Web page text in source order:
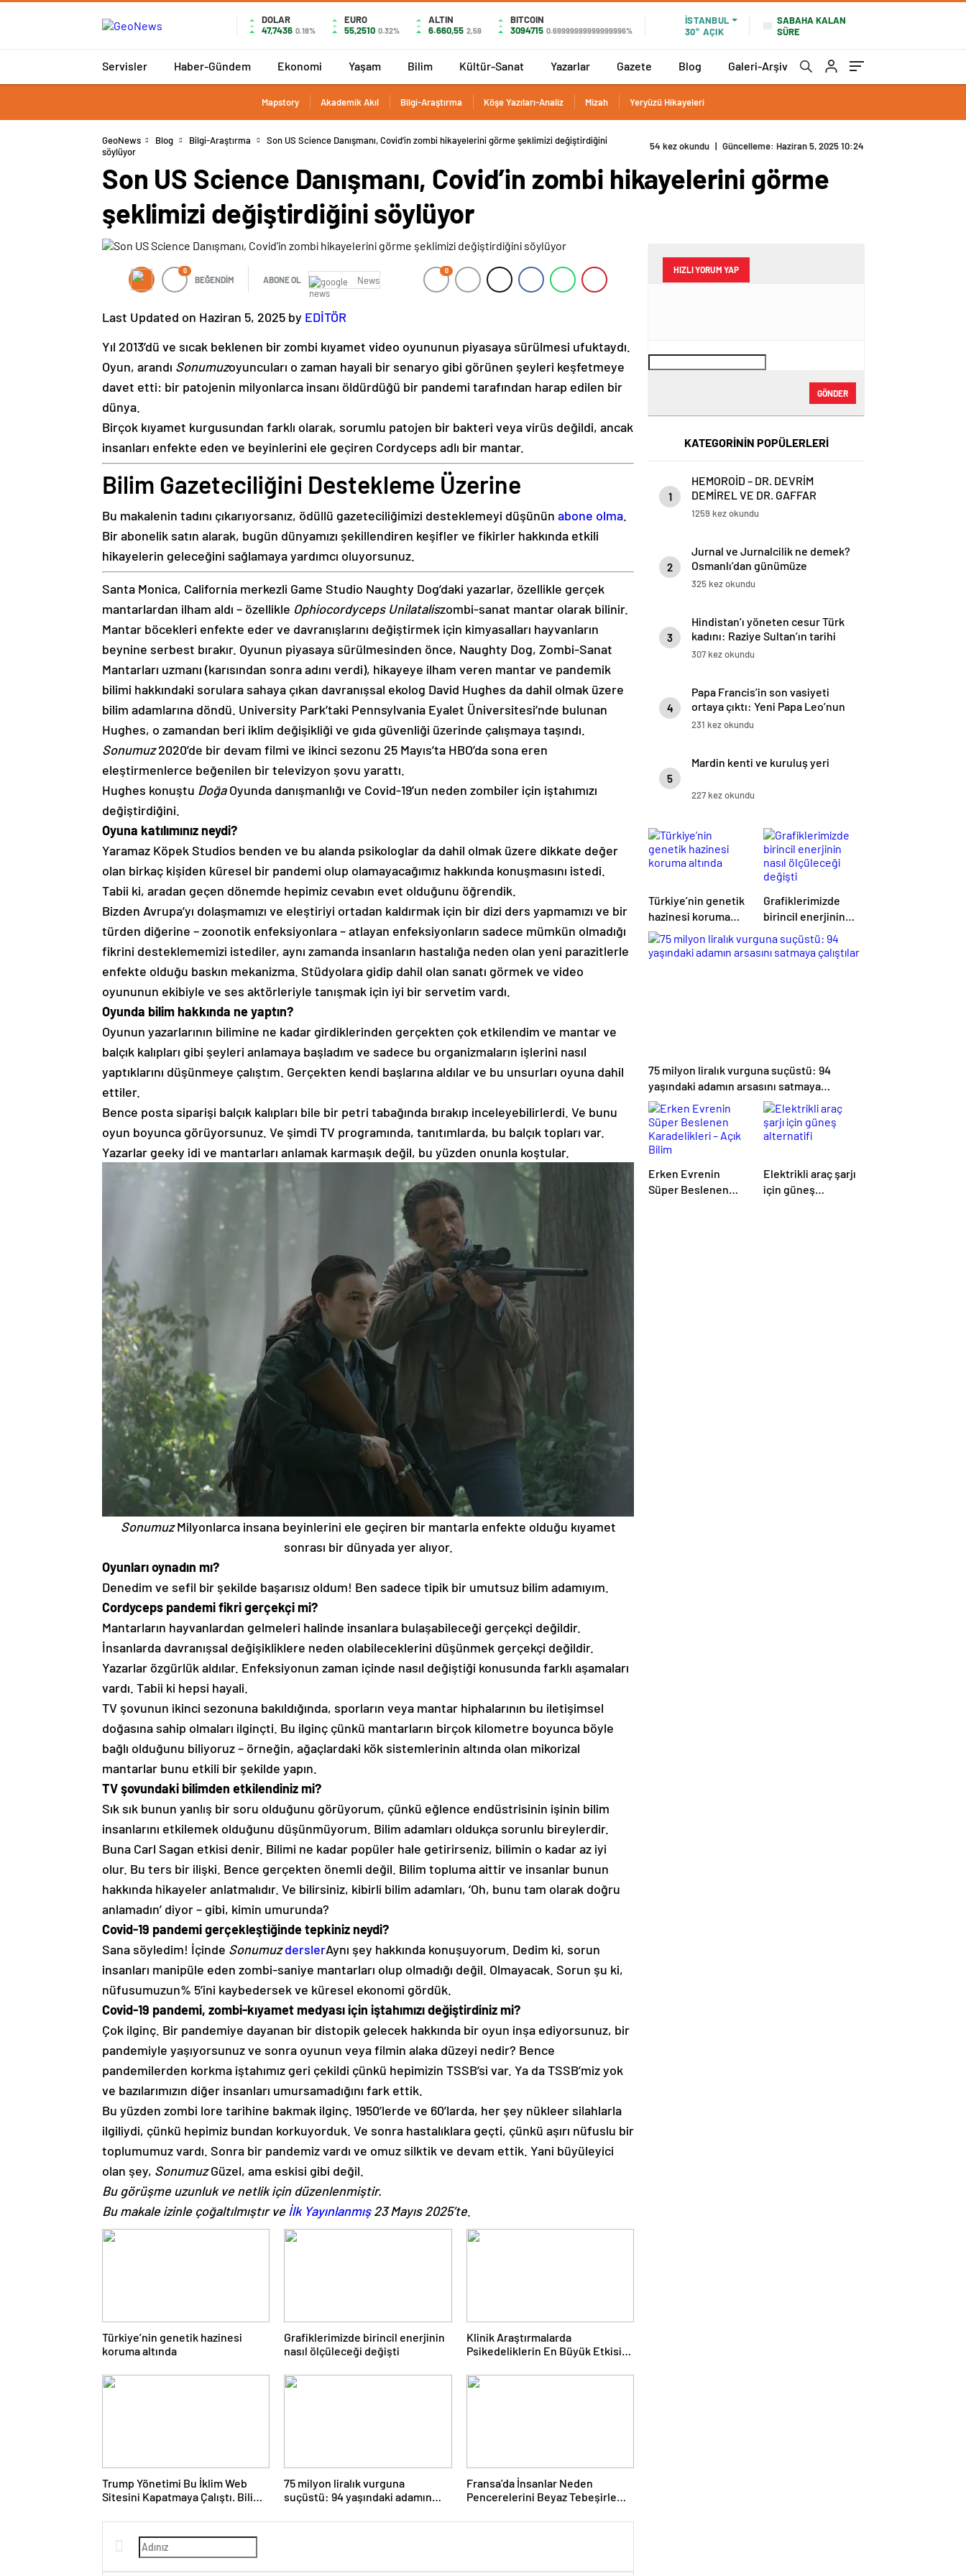
DOLAR
47,7436 0.18%
EURO
55,2510 0.32%
ALTIN
6.660,55 2,59
BITCOIN
3094715 0.69999999999999996%
İSTANBUL
30° AÇIK
SABAHA KALAN
SÜRE
Servisler Haber-Gündem Ekonomi Yaşam Bilim Kültür-Sanat Yazarlar Gazete Blog Galeri-Arşiv
Mapstory Akademik Akıl Bilgi-Araştırma Köşe Yazıları-Analiz Mizah Yeryüzü Hikayeleri
GeoNews Blog Bilgi-Araştırma
Son US Science Danışmanı, Covid’in zombi hikayelerini görme şeklimizi değiştirdiğini
söylüyor
54 kez okundu | Güncelleme: Haziran 5, 2025 10:24
Son US Science Danışmanı, Covid’in zombi hikayelerini görme
şeklimizi değiştirdiğini söylüyor
0
BEĞENDİM ABONE OL News
0
Last Updated on Haziran 5, 2025 by EDİTÖR
Yıl 2013’dü ve sıcak beklenen bir zombi kıyamet video oyununun piyasaya sürülmesi ufuktaydı.
Oyun, arandı Sonumuzoyuncuları o zaman hayali bir senaryo gibi görünen şeyleri keşfetmeye
davet etti: bir patojenin milyonlarca insanı öldürdüğü bir pandemi tarafından harap edilen bir
dünya.
Birçok kıyamet kurgusundan farklı olarak, sorumlu patojen bir bakteri veya virüs değildi, ancak
insanları enfekte eden ve beyinlerini ele geçiren Cordyceps adlı bir mantar.
Bilim Gazeteciliğini Destekleme Üzerine
Bu makalenin tadını çıkarıyorsanız, ödüllü gazeteciliğimizi desteklemeyi düşünün abone olma.
Bir abonelik satın alarak, bugün dünyamızı şekillendiren keşifler ve fikirler hakkında etkili
hikayelerin geleceğini sağlamaya yardımcı oluyorsunuz.
Santa Monica, California merkezli Game Studio Naughty Dog’daki yazarlar, özellikle gerçek
mantarlardan ilham aldı – özellikle Ophiocordyceps Unilataliszombi-sanat mantar olarak bilinir.
Mantar böcekleri enfekte eder ve davranışlarını değiştirmek için kimyasalları hayvanların
beynine serbest bırakır. Oyunun piyasaya sürülmesinden önce, Naughty Dog, Zombi-Sanat
Mantarları uzmanı (karısından sonra adını verdi), hikayeye ilham veren mantar ve pandemik
bilimi hakkındaki sorulara sahaya çıkan davranışsal ekolog David Hughes da dahil olmak üzere
bilim adamlarına döndü. University Park’taki Pennsylvania Eyalet Üniversitesi’nde bulunan
Hughes, o zamandan beri iklim değişikliği ve gıda güvenliği üzerinde çalışmaya taşındı.
Sonumuz2020’de bir devam filmi ve ikinci sezonu 25 Mayıs’ta HBO’da sona eren
eleştirmenlerce beğenilen bir televizyon şovu yarattı.
Hughes konuştu DoğaOyunda danışmanlığı ve Covid-19’un neden zombiler için iştahımızı
değiştirdiğini.
Oyuna katılımınız neydi?
Yaramaz Köpek Studios benden ve bu alanda psikologlar da dahil olmak üzere dikkate değer
olan birkaç kişiden küresel bir pandemi olup olamayacağımız hakkında konuşmasını istedi.
Tabii ki, aradan geçen dönemde hepimiz cevabın evet olduğunu öğrendik.
Bizden Avrupa’yı dolaşmamızı ve eleştiriyi ortadan kaldırmak için bir dizi ders yapmamızı ve bir
türden diğerine – zoonotik enfeksiyonlara – atlayan enfeksiyonların sadece mümkün olmadığı
fikrini desteklememizi istediler, aynı zamanda insanların hastalığa neden olan yeni parazitlerle
enfekte olduğu baskın mekanizma. Stüdyolara gidip dahil olan sanatı görmek ve video
oyununun ekibiyle ve ses aktörleriyle tanışmak için iyi bir servetim vardı.
Oyunda bilim hakkında ne yaptın?
Oyunun yazarlarının bilimine ne kadar girdiklerinden gerçekten çok etkilendim ve mantar ve
balçık kalıpları gibi şeyleri anlamaya başladım ve sadece bu organizmaların işlerini nasıl
yaptıklarını düşünmeye çalıştım. Gerçekten kendi başlarına aldılar ve bu unsurları oyuna dahil
ettiler.
Bence posta siparişi balçık kalıpları bile bir petri tabağında bırakıp inceleyebilirlerdi. Ve bunu
oyun boyunca görüyorsunuz. Ve şimdi TV programında, tanıtımlarda, bu balçık topları var.
Yazarlar geeky idi ve mantarları anlamak karmaşık değil, bu yüzden onunla koştular.
SonumuzMilyonlarca insana beyinlerini ele geçiren bir mantarla enfekte olduğu kıyamet
sonrası bir dünyada yer alıyor.
Oyunları oynadın mı?
Denedim ve sefil bir şekilde başarısız oldum! Ben sadece tipik bir umutsuz bilim adamıyım.
Cordyceps pandemi fikri gerçekçi mi?
Mantarların hayvanlardan gelmeleri halinde insanlara bulaşabileceği gerçekçi değildir.
İnsanlarda davranışsal değişikliklere neden olabileceklerini düşünmek gerçekçi değildir.
Yazarlar özgürlük aldılar. Enfeksiyonun zaman içinde nasıl değiştiği konusunda farklı aşamaları
vardı. Tabii ki hepsi hayali.
TV şovunun ikinci sezonuna bakıldığında, sporların veya mantar hiphalarının bu iletişimsel
doğasına sahip olmaları ilginçti. Bu ilginç çünkü mantarların birçok kilometre boyunca böyle
bağlı olduğunu biliyoruz – örneğin, ağaçlardaki kök sistemlerinin altında olan mikorizal
mantarlar bunu etkili bir şekilde yapın.
TV şovundaki bilimden etkilendiniz mi?
Sık sık bunun yanlış bir soru olduğunu görüyorum, çünkü eğlence endüstrisinin işinin bilim
insanlarını etkilemek olduğunu düşünmüyorum. Bilim adamları oldukça sorunlu bireylerdir.
Buna Carl Sagan etkisi denir. Bilimi ne kadar popüler hale getirirseniz, bilimin o kadar az iyi
olur. Bu ters bir ilişki. Bence gerçekten önemli değil. Bilim topluma aittir ve insanlar bunun
hakkında hikayeler anlatmalıdır. Ve bilirsiniz, kibirli bilim adamları, ‘Oh, bunu tam olarak doğru
anlamadın’ diyor – gibi, kimin umurunda?
Covid-19 pandemi gerçekleştiğinde tepkiniz neydi?
Sana söyledim! İçinde Sonumuz derslerAynı şey hakkında konuşuyorum. Dedim ki, sorun
insanları manipüle eden zombi-saniye mantarları olup olmadığı değil. Olmayacak. Sorun şu ki,
nüfusumuzun% 5’ini kaybedersek ve küresel ekonomi gördük.
Covid-19 pandemi, zombi-kıyamet medyası için iştahımızı değiştirdiniz mi?
Çok ilginç. Bir pandemiye dayanan bir distopik gelecek hakkında bir oyun inşa ediyorsunuz, bir
pandemiyle yaşıyorsunuz ve sonra oyunun veya filmin alaka düzeyi nedir? Bence
pandemilerden korkma iştahımız geri çekildi çünkü hepimizin TSSB’si var. Ya da TSSB’miz yok
ve bazılarımızın diğer insanları umursamadığını fark ettik.
Bu yüzden zombi lore tarihine bakmak ilginç. 1950’lerde ve 60’larda, her şey nükleer silahlarla
ilgiliydi, çünkü hepimiz bundan korkuyorduk. Ve sonra hastalıklara geçti, çünkü aşırı nüfuslu bir
toplumumuz vardı. Sonra bir pandemiz vardı ve omuz silktik ve devam ettik. Yani büyüleyici
olan şey, SonumuzGüzel, ama eskisi gibi değil.
Bu görüşme uzunluk ve netlik için düzenlenmiştir.
Bu makale izinle çoğaltılmıştır veİlk Yayınlanmış23 Mayıs 2025’te.
Türkiye’nin genetik hazinesi
koruma altında
Grafiklerimizde birincil enerjinin
nasıl ölçüleceği değişti
Klinik Araştırmalarda
Psikedeliklerin En Büyük Etkisi
İnsanların Hedeflerini,
Değerlerini, Kariyerlerini ve
Trump Yönetimi Bu İklim Web
Sitesini Kapatmaya Çalıştı. Bilim
Hale Getirdi
75 milyon liralık vurguna
suçüstü: 94 yaşındaki adamın
Fransa’da İnsanlar Neden
Pencerelerini Beyaz Tebeşirle
HIZLI YORUM YAP
GÖNDER
KATEGORİNİN POPÜLERLERİ
1
HEMOROİD – DR. DEVRİM
DEMİREL VE DR. GAFFAR
KARADOĞAN
1259 kez okundu
2
Jurnal ve Jurnalcilik ne demek?
Osmanlı’dan günümüze
ihbarcılık
325 kez okundu
3
Hindistan’ı yöneten cesur Türk
kadını: Raziye Sultan’ın tarihi
hikayesi
307 kez okundu
4
Papa Francis’in son vasiyeti
ortaya çıktı: Yeni Papa Leo’nun
ilk rotası Türkiye mi olacak?
231 kez okundu
5
Mardin kenti ve kuruluş yeri
227 kez okundu
Türkiye’nin genetik
hazinesi koruma
altında
Grafiklerimizde
birincil enerjinin
nasıl ölçüleceği
değişti
75 milyon liralık vurguna suçüstü: 94
yaşındaki adamın arsasını satmaya
çalıştılar
Erken Evrenin
Süper Beslenen
Elektrikli araç şarjı
için güneş